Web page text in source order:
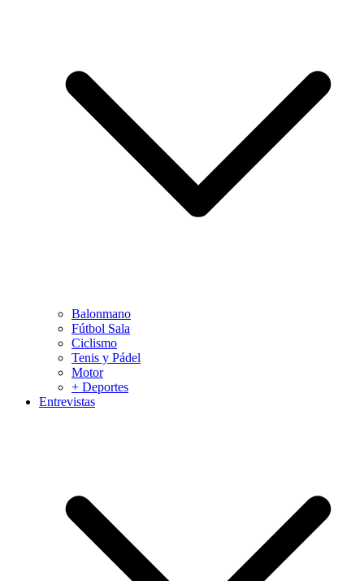
Balonmano
Fútbol Sala
Ciclismo
Tenis y Pádel
Motor
+ Deportes
Entrevistas